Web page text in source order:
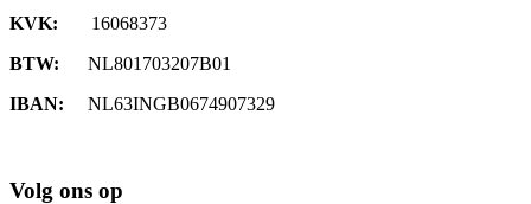
KVK: 16068373
BTW: NL801703207B01
IBAN: NL63INGB0674907329
Volg ons op